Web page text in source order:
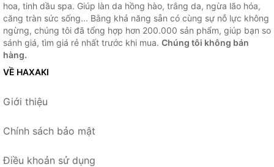
hoa, tinh dầu spa. Giúp làn da hồng hào, trắng da, ngừa lão hóa,
căng tràn sức sống... Bằng khả năng sẵn có cùng sự nỗ lực không
ngừng, chúng tôi đã tổng hợp hơn 200.000 sản phẩm, giúp bạn so
sánh giá, tìm giá rẻ nhất trước khi mua. Chúng tôi không bán
hàng.
VỀ HAXAKI
Giới thiệu
Chính sách bảo mật
Điều khoản sử dụng